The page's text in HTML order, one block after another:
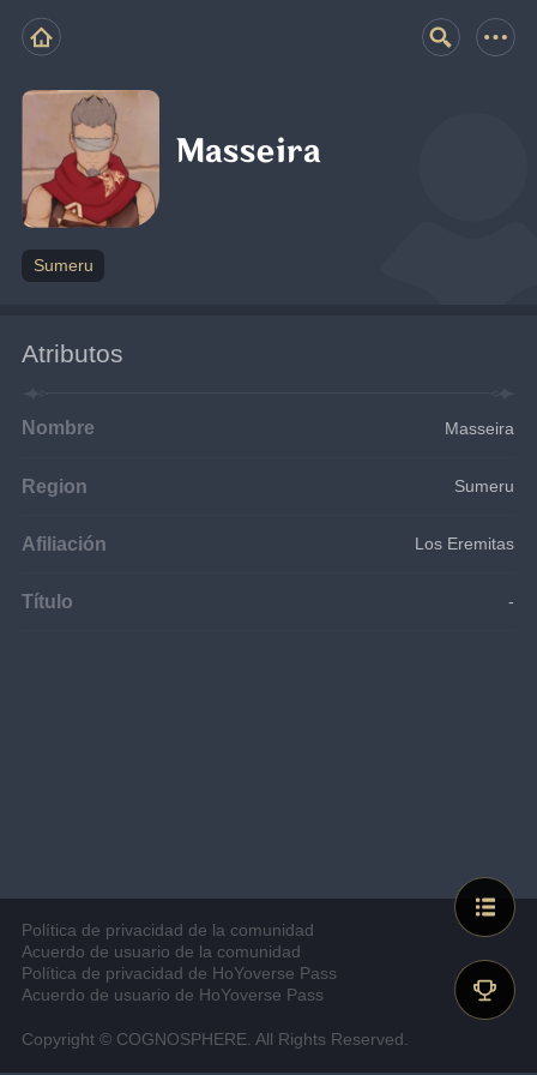
Masseira
Sumeru
Atributos
Nombre Masseira
Region Sumeru
Afiliación Los Eremitas
Título -
Política de privacidad de la comunidad
Acuerdo de usuario de la comunidad
Política de privacidad de HoYoverse Pass
Acuerdo de usuario de HoYoverse Pass
Copyright © COGNOSPHERE. All Rights Reserved.